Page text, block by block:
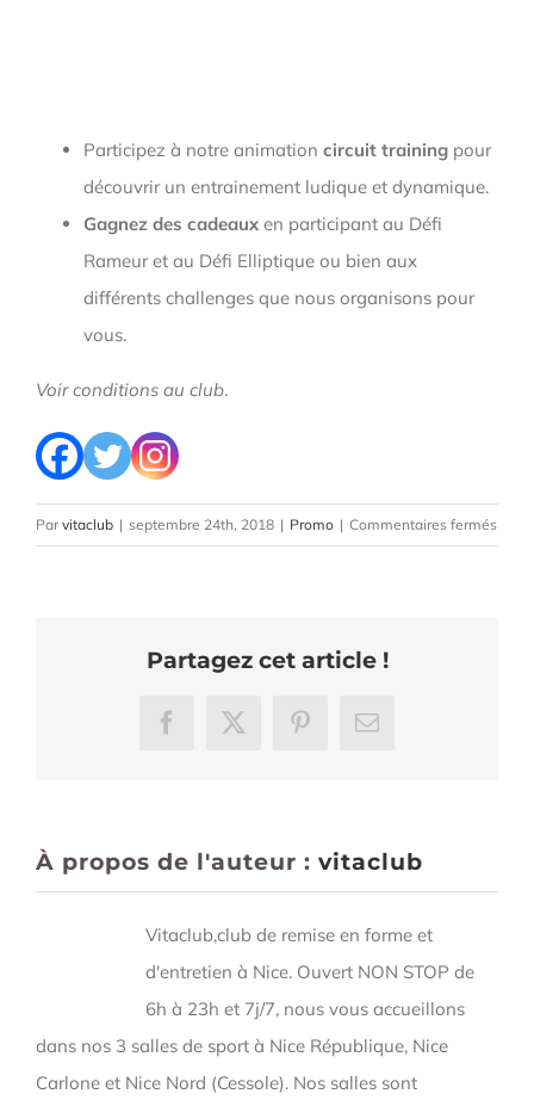
Participez à notre animation circuit training pour
découvrir un entrainement ludique et dynamique.
Gagnez des cadeaux en participant au Défi
Rameur et au Défi Elliptique ou bien aux
différents challenges que nous organisons pour
vous.
Voir conditions au club.
Parvitaclub | septembre 24th, 2018 | Promo | Commentaires ferméssur
Partagez cet article !
Facebook
X PinterestEmail
À propos de l'auteur : vitaclub
Vitaclub,club de remise en forme et
d'entretien à Nice. Ouvert NON STOP de
6h à 23h et 7j/7, nous vous accueillons
dans nos 3 salles de sport à Nice République, Nice
Carlone et Nice Nord (Cessole). Nos salles sont